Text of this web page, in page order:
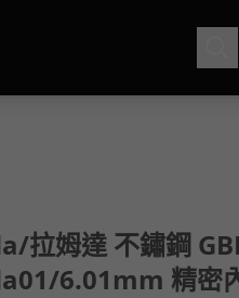
拉姆達 不鏽鋼
6.01mm 精密